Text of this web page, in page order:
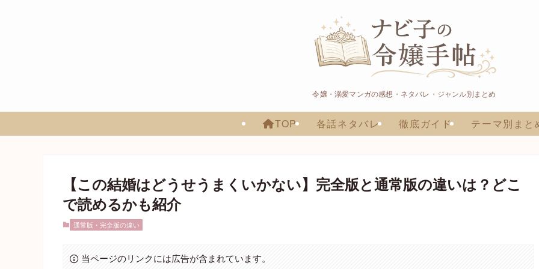
令嬢・溺愛マンガの感想・ネタバレ・ジャンル別まとめ
TOP 各話ネタバレ 徹底ガイド テーマ別まと
【この結婚はどうせうまくいかない】完全版と通常版の違いは？どこ
で読めるかも紹介
通常版・完全版の違い
当ページのリンクには広告が含まれています。